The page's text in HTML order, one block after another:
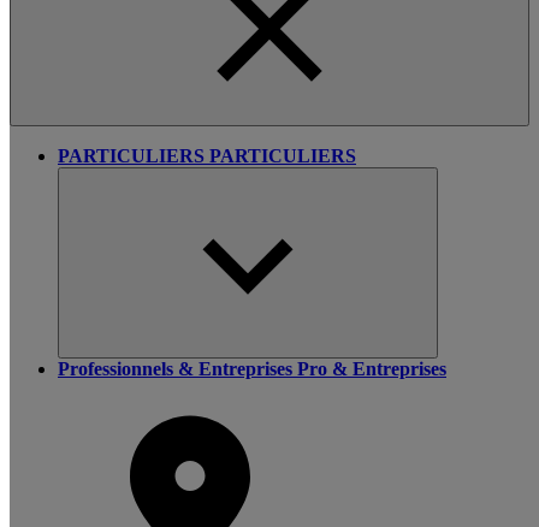
PARTICULIERS PARTICULIERS
Professionnels & Entreprises Pro & Entreprises